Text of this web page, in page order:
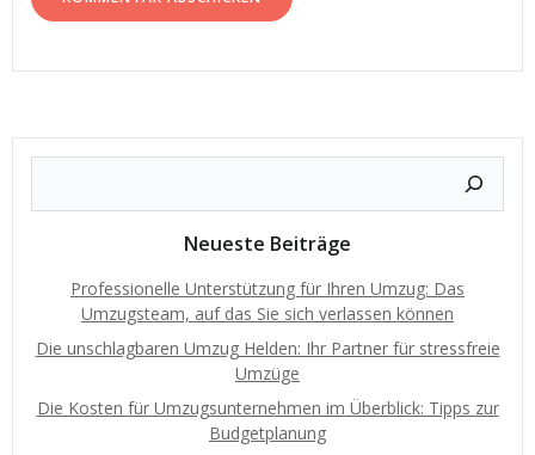
Neueste Beiträge
Professionelle Unterstützung für Ihren Umzug: Das
Umzugsteam, auf das Sie sich verlassen können
Die unschlagbaren Umzug Helden: Ihr Partner für stressfreie
Umzüge
Die Kosten für Umzugsunternehmen im Überblick: Tipps zur
Budgetplanung